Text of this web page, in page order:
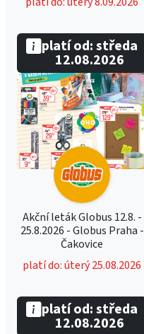
Akční leták Globus 12.8. -
25.8.2026 - Globus Praha -
Čakovice
platí do: úterý 25.08.2026
platí od: středa
12.08.2026
platí od: středa
12.08.2026